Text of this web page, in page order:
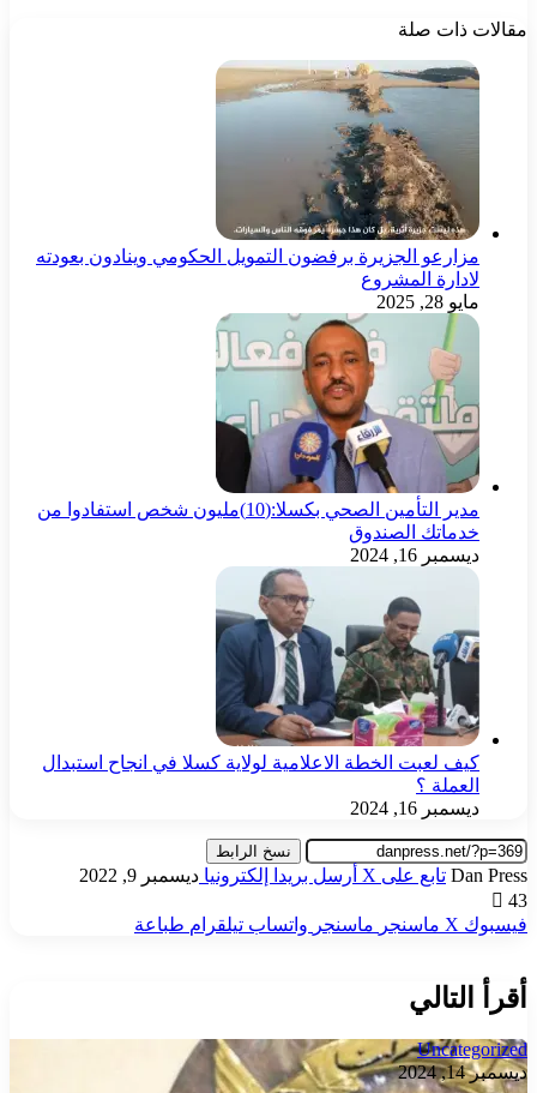
مقالات ذات صلة
مزارعو الجزيرة برفضون التمويل الحكومي وينادون بعودته
لادارة المشروع
مايو 28, 2025
مدير التأمين الصحي بكسلا:(10)مليون شخص استفادوا من
خدماتك الصندوق
ديسمبر 16, 2024
كيف لعبت الخطة الاعلامية لولاية كسلا في انجاح استبدال
العملة ؟
ديسمبر 16, 2024
نسخ الرابط
Dan Press تابع على X أرسل بريدا إلكترونيا ديسمبر 9, 2022
43
فيسبوك ‫X ماسنجر ماسنجر واتساب تيلقرام طباعة
أقرأ التالي
Uncategorized
ديسمبر 14, 2024